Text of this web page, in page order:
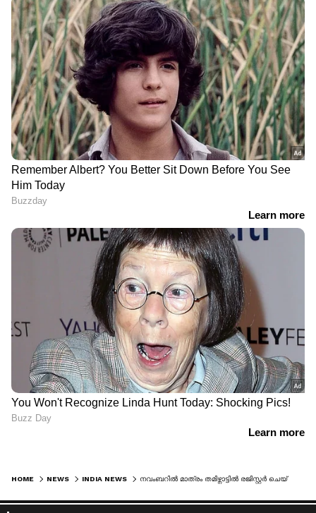
HOME NEWS INDIA NEWS നവംബറില്‍ മാത്രം തമിഴ്നാട്ടില്‍ രജിസ്റ്റര്‍ ചെയ്തത് 45,000 സൈബര്‍ കുറ്റകൃത്യങ്ങള്‍